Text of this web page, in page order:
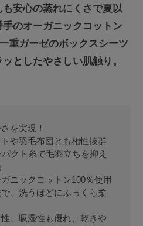
安心の蒸れにくさで夏以
のオーガニックコットン
重ガーゼのボックスシーツ
としたやさしい肌触り。
を実現！
や羽毛布団とも相性抜群
クト糸で毛羽立ちを抑え
ニックコットン100％使用
、洗うほどにふっくら柔
、吸湿性も優れ、乾きや